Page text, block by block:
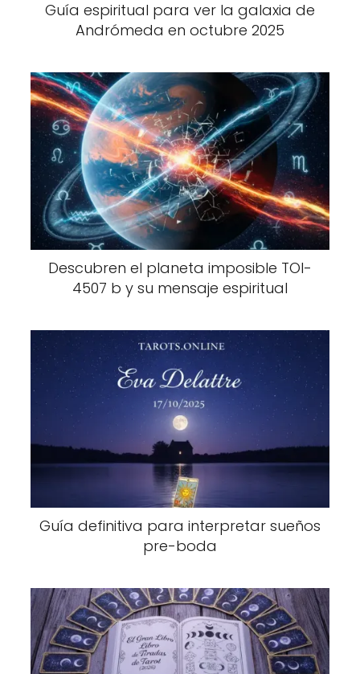
Guía espiritual para ver la galaxia de
Andrómeda en octubre 2025
Descubren el planeta imposible TOI-
4507 b y su mensaje espiritual
Guía definitiva para interpretar sueños
pre-boda